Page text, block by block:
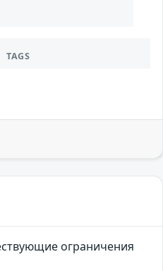
TAGS
ограничения